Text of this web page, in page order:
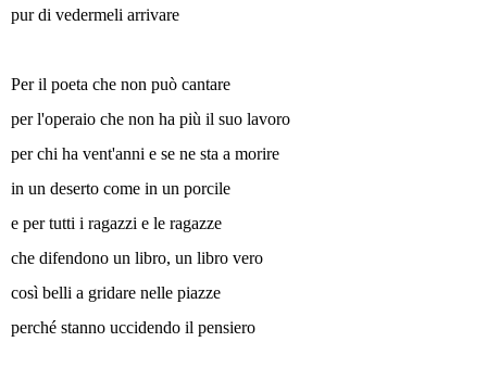
pur di vedermeli arrivare
Per il poeta che non può cantare
per l'operaio che non ha più il suo lavoro
per chi ha vent'anni e se ne sta a morire
in un deserto come in un porcile
e per tutti i ragazzi e le ragazze
che difendono un libro, un libro vero
così belli a gridare nelle piazze
perché stanno uccidendo il pensiero